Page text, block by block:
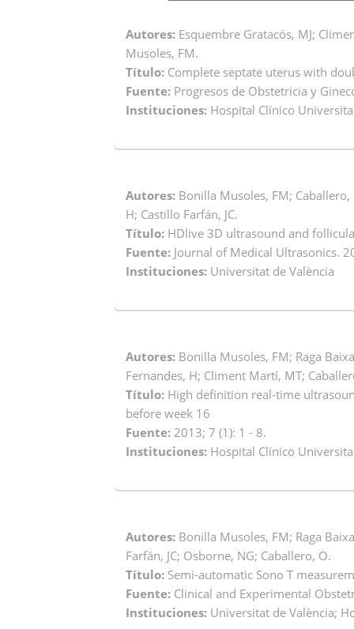
Autores: Esquembre Gratacós, MJ;
Musoles, FM.
Título: Complete septate uterus with
Fuente: Progresos de Obstetricia y
Instituciones: Hospital Clínico
Autores: Bonilla Musoles, FM;
H; Castillo Farfán, JC.
Título: HDlive 3D ultrasound and
Fuente: Journal of Medical Ultrasonics.
Instituciones: Universitat de València
Autores: Bonilla Musoles, FM; Raga
Fernandes, H; Climent Martí, MT;
Título: High definition real-time
before week 16
Fuente: 2013; 7 (1): 1 - 8.
Instituciones: Hospital Clínico
Autores: Bonilla Musoles, FM; Raga
Farfán, JC; Osborne, NG; Caballero, O.
Título: Semi-automatic Sono T
Fuente: Clinical and Experimental
Instituciones: Universitat de València;